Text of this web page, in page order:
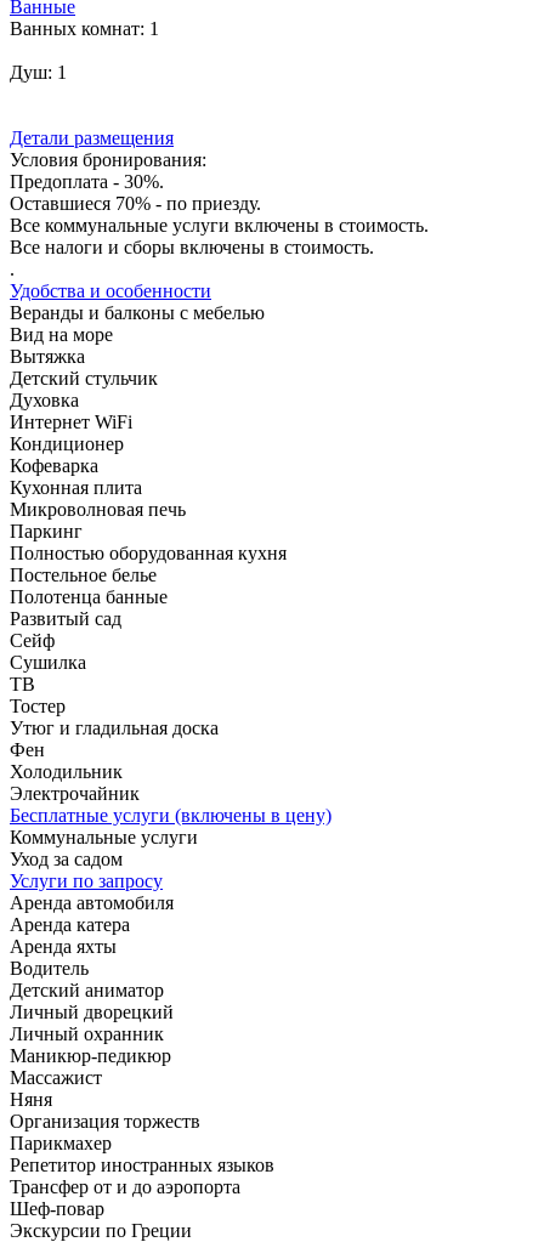
Ванные
Ванных комнат: 1
Душ: 1
Детали размещения
Условия бронирования:
Предоплата - 30%.
Оставшиеся 70% - по приезду.
Все коммунальные услуги включены в стоимость.
Все налоги и сборы включены в стоимость.
.
Удобства и особенности
Веранды и балконы с мебелью
Вид на море
Вытяжка
Детский стульчик
Духовка
Интернет WiFi
Кондиционер
Кофеварка
Кухонная плита
Микроволновая печь
Паркинг
Полностью оборудованная кухня
Постельное белье
Полотенца банные
Развитый сад
Сейф
Сушилка
ТВ
Тостер
Утюг и гладильная доска
Фен
Холодильник
Электрочайник
Бесплатные услуги (включены в цену)
Коммунальные услуги
Уход за садом
Услуги по запросу
Аренда автомобиля
Аренда катера
Аренда яхты
Водитель
Детский аниматор
Личный дворецкий
Личный охранник
Маникюр-педикюр
Массажист
Няня
Организация торжеств
Парикмахер
Репетитор иностранных языков
Трансфер от и до аэропорта
Шеф-повар
Экскурсии по Греции